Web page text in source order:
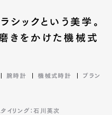
シックという美学。
きをかけた機械式
腕時計 機械式時計
ブラン
タイリング：石川英次